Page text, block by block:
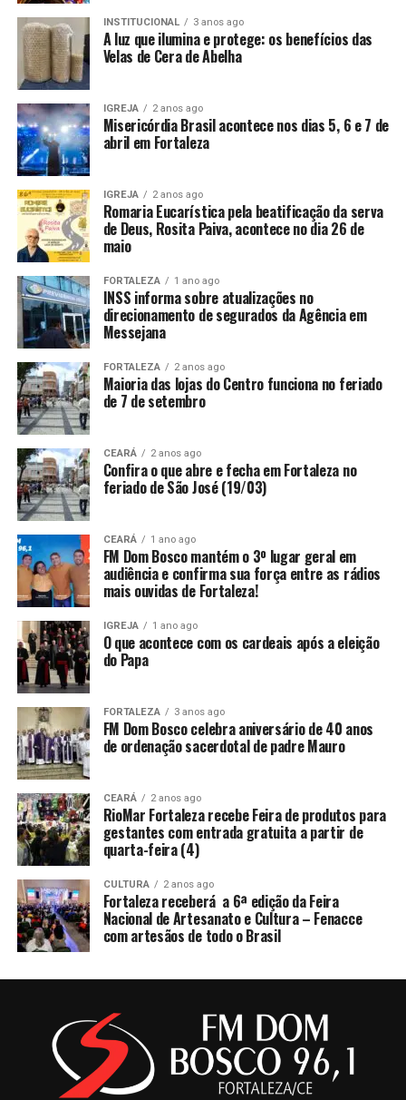
INSTITUCIONAL 3 anos ago
A luz que ilumina e protege: os benefícios das
Velas de Cera de Abelha
IGREJA 2 anos ago
Misericórdia Brasil acontece nos dias 5, 6 e 7 de
abril em Fortaleza
IGREJA 2 anos ago
Romaria Eucarística pela beatificação da serva
de Deus, Rosita Paiva, acontece no dia 26 de
maio
FORTALEZA 1 ano ago
INSS informa sobre atualizações no
direcionamento de segurados da Agência em
Messejana
FORTALEZA 2 anos ago
Maioria das lojas do Centro funciona no feriado
de 7 de setembro
CEARÁ 2 anos ago
Confira o que abre e fecha em Fortaleza no
feriado de São José (19/03)
CEARÁ 1 ano ago
FM Dom Bosco mantém o 3º lugar geral em
audiência e confirma sua força entre as rádios
mais ouvidas de Fortaleza!
IGREJA 1 ano ago
O que acontece com os cardeais após a eleição
do Papa
FORTALEZA 3 anos ago
FM Dom Bosco celebra aniversário de 40 anos
de ordenação sacerdotal de padre Mauro
CEARÁ 2 anos ago
RioMar Fortaleza recebe Feira de produtos para
gestantes com entrada gratuita a partir de
quarta-feira (4)
CULTURA 2 anos ago
Fortaleza receberá a 6ª edição da Feira
Nacional de Artesanato e Cultura – Fenacce
com artesãos de todo o Brasil